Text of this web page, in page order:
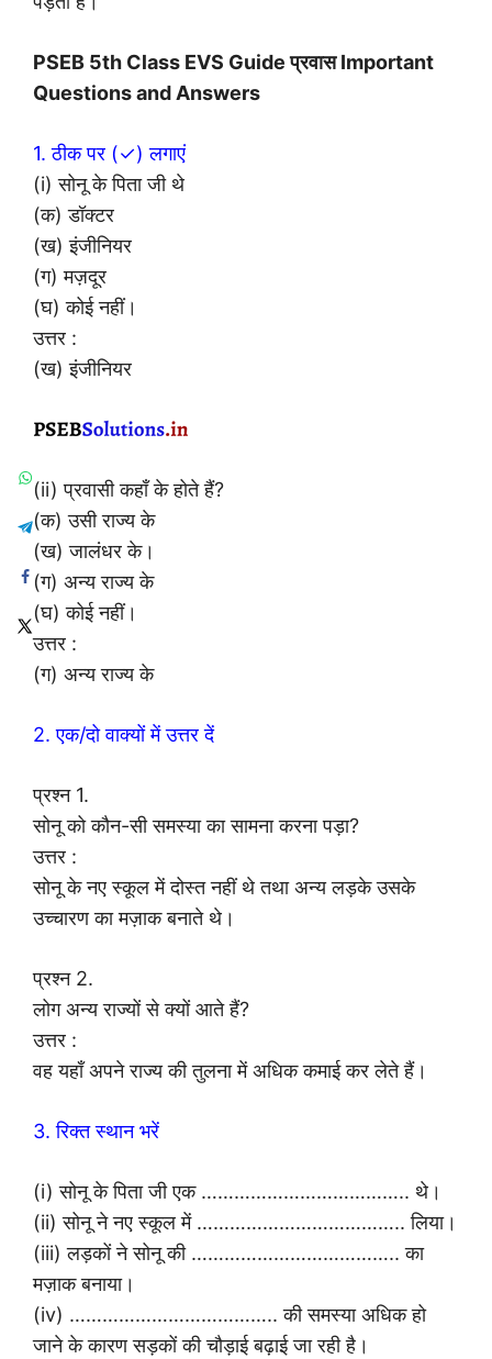
PSEB 5th Class EVS Guide प्रवास Important
Questions and Answers
1. ठीक पर (✓) लगाएं
(i) सोनू के पिता जी थे
(क) डॉक्टर
(ख) इंजीनियर
(ग) मज़दूर
(घ) कोई नहीं।
उत्तर :
(ख) इंजीनियर
(ii) प्रवासी कहाँ के होते हैं?
(क) उसी राज्य के
(ख) जालंधर के।
(ग) अन्य राज्य के
(घ) कोई नहीं।
उत्तर :
(ग) अन्य राज्य के
2. एक/दो वाक्यों में उत्तर दें
प्रश्न 1.
सोनू को कौन-सी समस्या का सामना करना पड़ा?
उत्तर :
सोनू के नए स्कूल में दोस्त नहीं थे तथा अन्य लड़के उसके
उच्चारण का मज़ाक बनाते थे।
प्रश्न 2.
लोग अन्य राज्यों से क्यों आते हैं?
उत्तर :
वह यहाँ अपने राज्य की तुलना में अधिक कमाई कर लेते हैं।
3. रिक्त स्थान भरें
(i) सोनू के पिता जी एक ……………………………….. थे।
(ii) सोनू ने नए स्कूल में ……………………………….. लिया।
(iii) लड़कों ने सोनू की ……………………………….. का
मज़ाक बनाया।
(iv) ……………………………….. की समस्या अधिक हो
जाने के कारण सड़कों की चौड़ाई बढ़ाई जा रही है।